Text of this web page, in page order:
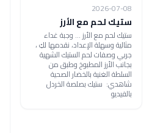
2026-07-08
ستيك لحم مع الأرز
ستيك لحم مع الأرز ... وجبة غداء
مثالية وسهلة الإعداد، نقدمها لكِ ،
جربي وصفات لحم الستيك الشهية
بجانب الأرز المطبوخ وطبق من
السلطة الغنية بالخضار الصحية
شاهدي: ستيك بصلصة الخردل
بالفيديو